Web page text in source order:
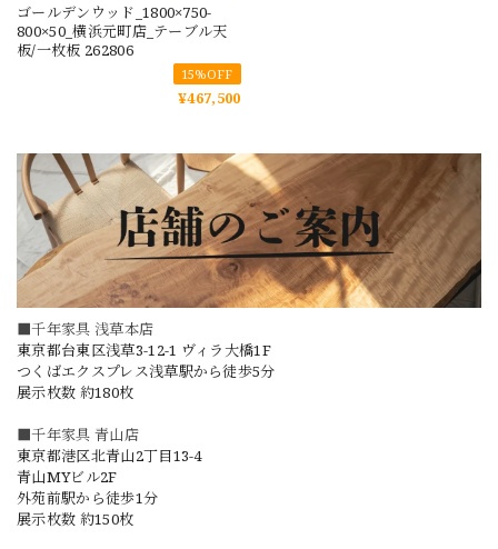
■千年家具 浅草本店
東京都台東区浅草3-12-1 ヴィラ大橋1F
つくばエクスプレス浅草駅から徒歩5分
展示枚数 約180枚
■千年家具 青山店
東京都港区北青山2丁目13-4
青山MYビル2F
外苑前駅から徒歩1分
展示枚数 約150枚
ゴールデンウッド_1800×750-
800×50_横浜元町店_テーブル天
板/一枚板 262806
15%OFF
¥467,500